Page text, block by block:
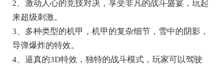
2、激动人心的竞技对决，享受非凡的战斗盛宴，玩起
来超级刺激。
3、多种类型的机甲，机甲的复杂细节，雪中的阴影，
导弹爆炸的特效。
4、逼真的3D特效，独特的战斗模式，玩家可以驾驶